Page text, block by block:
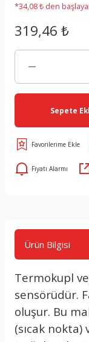
*34,08 ₺ den
319,46 ₺
Sepete
Fiyatı Alarmı
Ürün Bilgisi
Termokupl
sensörüdür.
oluşur. Bu
(sıcak nokta)